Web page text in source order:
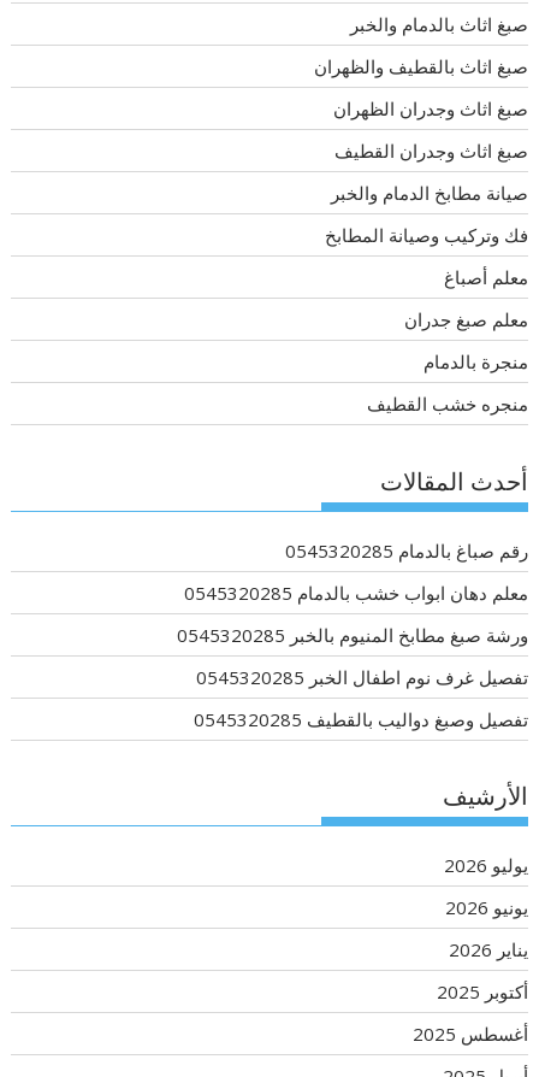
صبغ اثاث بالدمام والخبر
صبغ اثاث بالقطيف والظهران
صبغ اثاث وجدران الظهران
صبغ اثاث وجدران القطيف
صيانة مطابخ الدمام والخبر
فك وتركيب وصيانة المطابخ
معلم أصباغ
معلم صبغ جدران
منجرة بالدمام
منجره خشب القطيف
أحدث المقالات
رقم صباغ بالدمام 0545320285
معلم دهان ابواب خشب بالدمام 0545320285
ورشة صبغ مطابخ المنيوم بالخبر 0545320285
تفصيل غرف نوم اطفال الخبر 0545320285
تفصيل وصبغ دواليب بالقطيف 0545320285
الأرشيف
يوليو 2026
يونيو 2026
يناير 2026
أكتوبر 2025
أغسطس 2025